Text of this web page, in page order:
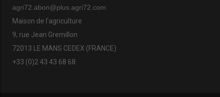
agri72.abon@plus.agri72.com
Maison de l'agriculture
9, rue Jean Gremillon
72013 LE MANS CEDEX (FRANCE)
+33 (0)2 43 43 68 68